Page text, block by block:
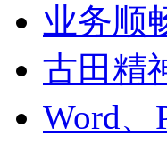
业务顺
古田精
Word